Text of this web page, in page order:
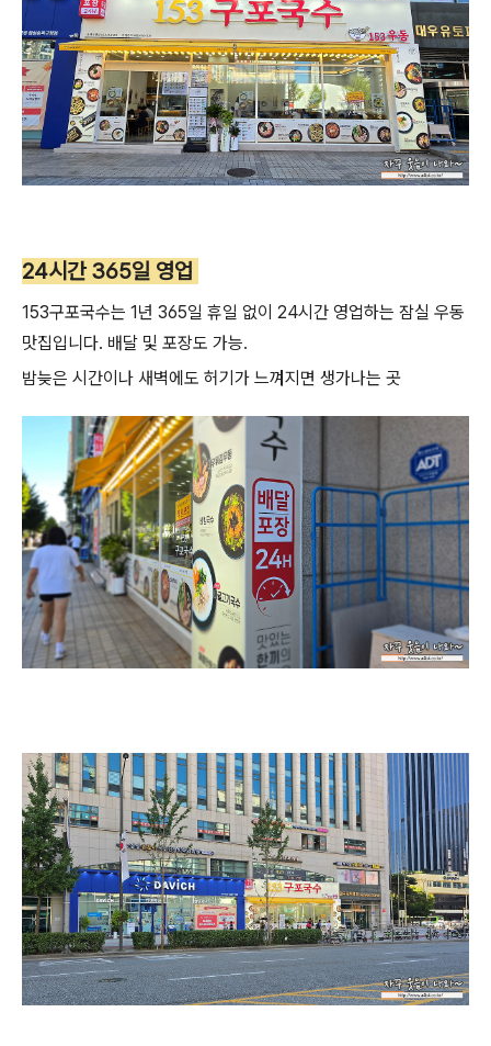
24시간 365일 영업
153구포국수는 1년 365일 휴일 없이 24시간 영업하는 잠실 우동
맛집입니다. 배달 및 포장도 가능.
밤늦은 시간이나 새벽에도 허기가 느껴지면 생가나는 곳